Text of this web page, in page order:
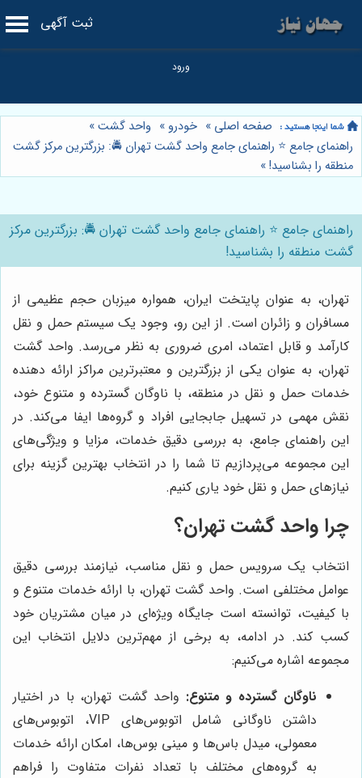
ثبت آگهی
صفحه اصلی » خودرو » واحد گشت»
راهنمای جامع ⭐️ راهنمای جامع واحد گشت تهران 🚔: بزرگترین مرکز گشت
منطقه را بشناسید!»
راهنمای جامع ⭐️ راهنمای جامع واحد گشت تهران 🚔: بزرگترین مرکز
گشت منطقه را بشناسید!
تهران، به عنوان پایتخت ایران، همواره میزبان حجم عظیمی از
مسافران و زائران است. از این رو، وجود یک سیستم حمل و نقل
کارآمد و قابل اعتماد، امری ضروری به نظر می‌رسد. واحد گشت
تهران، به عنوان یکی از بزرگترین و معتبرترین مراکز ارائه دهنده
خدمات حمل و نقل در منطقه، با ناوگان گسترده و متنوع خود،
نقش مهمی در تسهیل جابجایی افراد و گروه‌ها ایفا می‌کند. در
این راهنمای جامع، به بررسی دقیق خدمات، مزایا و ویژگی‌های
این مجموعه می‌پردازیم تا شما را در انتخاب بهترین گزینه برای
نیازهای حمل و نقل خود یاری کنیم.
چرا واحد گشت تهران؟
انتخاب یک سرویس حمل و نقل مناسب، نیازمند بررسی دقیق
عوامل مختلفی است. واحد گشت تهران، با ارائه خدمات متنوع و
با کیفیت، توانسته است جایگاه ویژه‌ای در میان مشتریان خود
کسب کند. در ادامه، به برخی از مهم‌ترین دلایل انتخاب این
مجموعه اشاره می‌کنیم:
ناوگان گسترده و متنوع: واحد گشت تهران، با در اختیار
داشتن ناوگانی شامل اتوبوس‌های VIP، اتوبوس‌های
معمولی، میدل باس‌ها و مینی بوس‌ها، امکان ارائه خدمات
به گروه‌های مختلف با تعداد نفرات متفاوت را فراهم